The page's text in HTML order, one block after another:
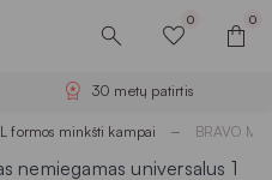
0 0
30 metų patirtis
L formos minkšti kampai BRAVO